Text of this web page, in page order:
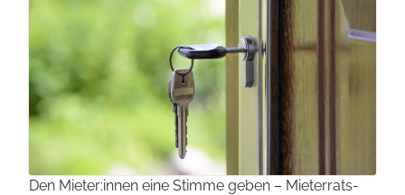
Den Mieter:innen eine Stimme geben – Mieterrats­